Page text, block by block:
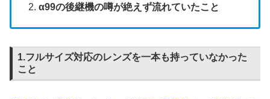
α99の後継機の噂が絶えず流れていたこと
1.フルサイズ対応のレンズを一本も持っていなかった
こと